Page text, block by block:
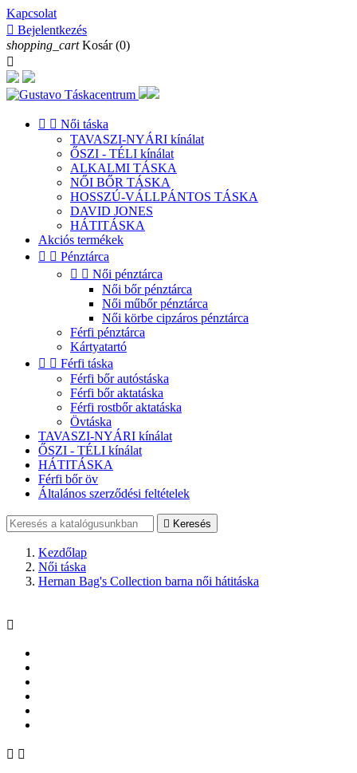
Kapcsolat
 Bejelentkezés
shopping_cart Kosár (0)

  Női táska
TAVASZI-NYÁRI kínálat
ŐSZI - TÉLI kínálat
ALKALMI TÁSKA
NŐI BŐR TÁSKA
HOSSZÚ-VÁLLPÁNTOS TÁSKA
DAVID JONES
HÁTITÁSKA
Akciós termékek
  Pénztárca
  Női pénztárca
Női bőr pénztárca
Női műbőr pénztárca
Női körbe cipzáros pénztárca
Férfi pénztárca
Kártyatartó
  Férfi táska
Férfi bőr autóstáska
Férfi bőr aktatáska
Férfi rostbőr aktatáska
Övtáska
TAVASZI-NYÁRI kínálat
ŐSZI - TÉLI kínálat
HÁTITÁSKA
Férfi bőr öv
Általános szerződési feltételek
 Keresés
Kezdőlap
Női táska
Hernan Bag's Collection barna női hátitáska

 